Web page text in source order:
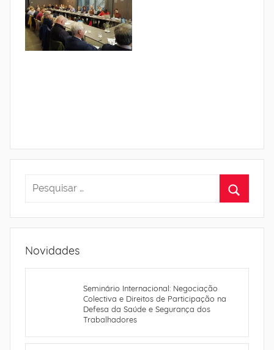
Novidades
Seminário Internacional: Negociação
Colectiva e Direitos de Participação na
Defesa da Saúde e Segurança dos
Trabalhadores